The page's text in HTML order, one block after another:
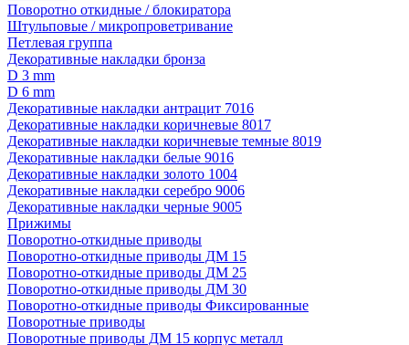
Поворотно откидные / блокиратора
Штульповые / микропроветривание
Петлевая группа
Декоративные накладки бронза
D 3 mm
D 6 mm
Декоративные накладки антрацит 7016
Декоративные накладки коричневые 8017
Декоративные накладки коричневые темные 8019
Декоративные накладки белые 9016
Декоративные накладки золото 1004
Декоративные накладки серебро 9006
Декоративные накладки черные 9005
Прижимы
Поворотно-откидные приводы
Поворотно-откидные приводы ДМ 15
Поворотно-откидные приводы ДМ 25
Поворотно-откидные приводы ДМ 30
Поворотно-откидные приводы Фиксированные
Поворотные приводы
Поворотные приводы ДМ 15 корпус металл